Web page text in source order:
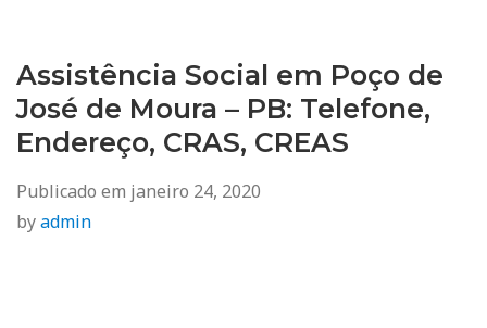
Assistência Social em Poço de
José de Moura – PB: Telefone,
Endereço, CRAS, CREAS
Publicado em janeiro 24, 2020
byadmin